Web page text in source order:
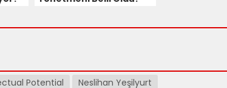
Potential Neslihan Yeşilyurt